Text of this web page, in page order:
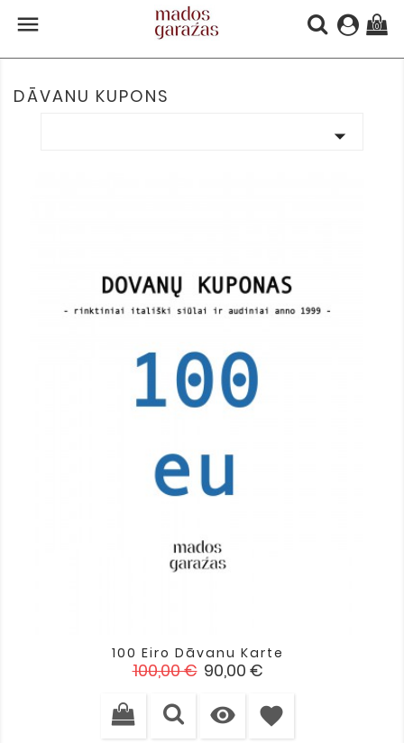
 (0)
DĀVANU KUPONS

100 Eiro Dāvanu Karte
Standarta
100,00 € Cena
90,00 €
 favorite